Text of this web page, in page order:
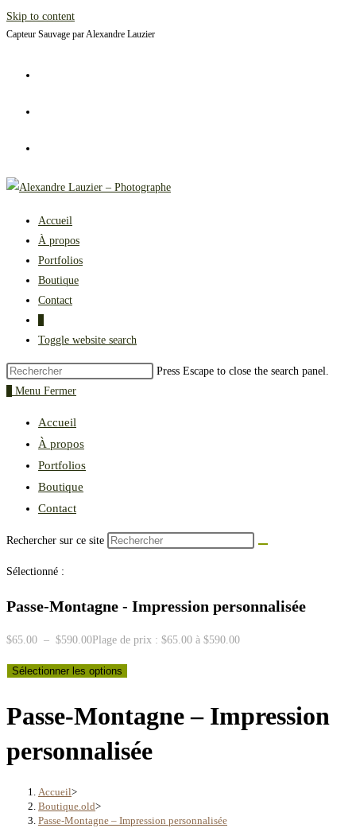
Skip to content
Capteur Sauvage par Alexandre Lauzier
Accueil
À propos
Portfolios
Boutique
Contact
Toggle website search
Press Escape to close the search panel.
Menu Fermer
Accueil
À propos
Portfolios
Boutique
Contact
Rechercher sur ce site
Sélectionné :
Passe-Montagne - Impression personnalisée
$65.00 – $590.00Plage de prix : $65.00 à $590.00
Sélectionner les options
Passe-Montagne – Impression
personnalisée
Accueil>
Boutique.old>
Passe-Montagne – Impression personnalisée